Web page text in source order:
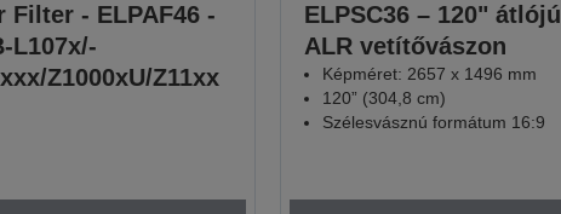
Filter - ELPAF46 -
L107x/-
Z1000xU/Z11xx
ELPSC36 – 120" átlójú
ALR vetítővászon
Képméret: 2657 x 1496 mm
120” (304,8 cm)
Szélesvásznú formátum 16:9